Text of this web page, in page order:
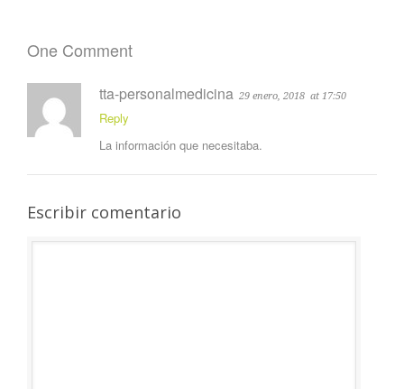
One Comment
tta-personalmedicina 29 enero, 2018 at 17:50
Reply
La información que necesitaba.
Escribir comentario